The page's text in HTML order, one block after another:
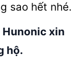
sao hết nhé.
xin
hộ.